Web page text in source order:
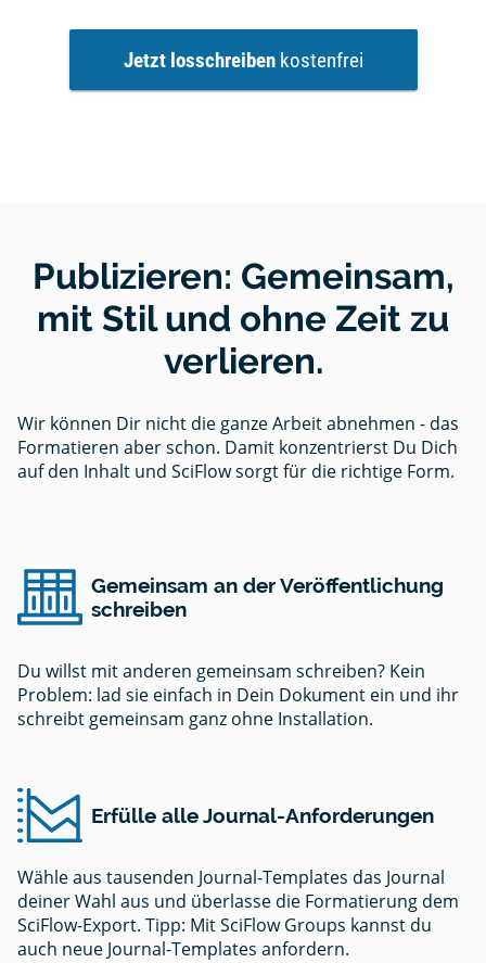
Jetzt losschreibenkostenfrei
Publizieren: Gemeinsam,
mit Stil und ohne Zeit zu
verlieren.
Wir können Dir nicht die ganze Arbeit abnehmen - das
Formatieren aber schon. Damit konzentrierst Du Dich
auf den Inhalt und SciFlow sorgt für die richtige Form.
Gemeinsam an der Veröffentlichung
schreiben
Du willst mit anderen gemeinsam schreiben? Kein
Problem: lad sie einfach in Dein Dokument ein und ihr
schreibt gemeinsam ganz ohne Installation.
Erfülle alle Journal-Anforderungen
Wähle aus tausenden Journal-Templates das Journal
deiner Wahl aus und überlasse die Formatierung dem
SciFlow-Export. Tipp: Mit SciFlow Groups kannst du
auch neue Journal-Templates anfordern.